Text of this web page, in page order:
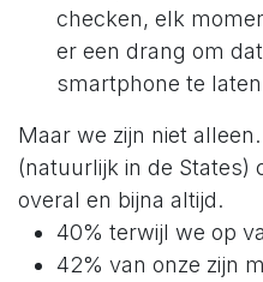
checken, elk
er een drang om
smartphone te
Maar we zijn niet
(natuurlijk in de States)
overal en bijna altijd.
40% terwijl we op
42% van onze zijn